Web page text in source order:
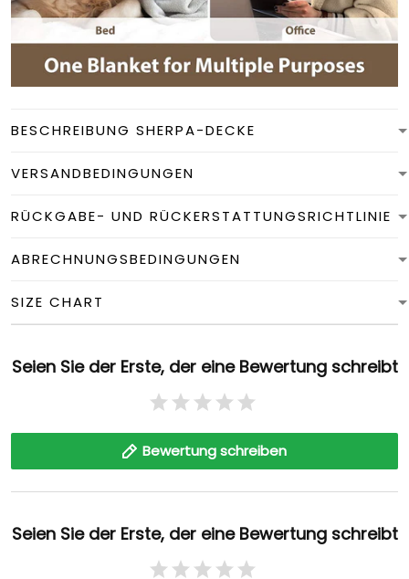
BESCHREIBUNG SHERPA-DECKE
VERSANDBEDINGUNGEN
RÜCKGABE- UND RÜCKERSTATTUNGSRICHTLINIE
ABRECHNUNGSBEDINGUNGEN
SIZE CHART
Seien Sie der Erste, der eine Bewertung schreibt
Bewertung schreiben
Seien Sie der Erste, der eine Bewertung schreibt